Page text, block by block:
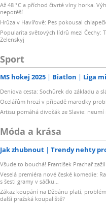
Až 48 °C a příchod čtvrté vlny horka.
nepotěší
Hrůza v Havířově: Pes pokousal
Popularita světových lídrů mezi Čechy:
Zelenskyj
Sport
MS hokej 2025 Biatlon Liga
Deniova cesta: Sochůrek do základu a
Ocelářům hrozí v případě marodky
Artisu pomáhá divočák ze Slavie:
Móda a krása
Jak zhubnout Trendy nehty
Všude to bouchá! František Prachař
Veselá premiéra nové české komedie:
s šesti gramy v sáčku…
Zákaz koupání na Džbánu platí,
další pražská koupaliště?